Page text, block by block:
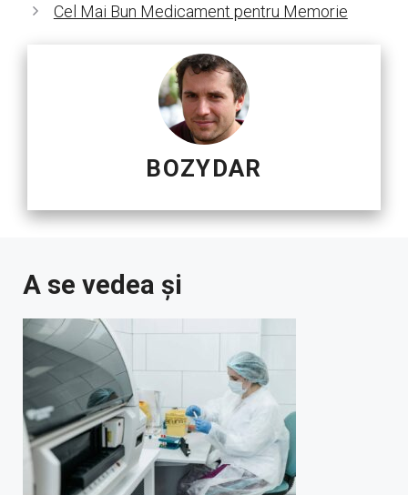
Cel Mai Bun Medicament pentru Memorie
BOZYDAR
A se vedea și